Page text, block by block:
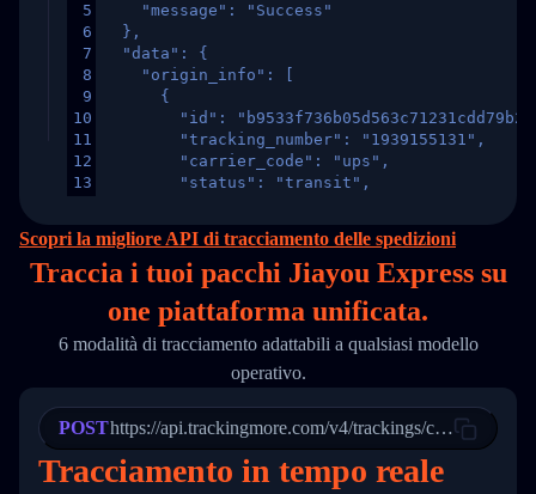
5
6
7
8
9
10
11
12
13
16
17
21
24
26
27
    "message": "Success"
  },
  "data": {
    "origin_info": [
      {
"id":
        "tracking_number": "1939155131",
        "carrier_code": "ups",
        "status": "transit",
        "itemTimeLength": 2,
        "weblink": "",
        "phone": null,
        "trackinfo": [
          {
            "Date": "2017-03-08 04: 22: 00",
"StatusDescription": "Departed
          },
          {
            "Date": "2017-03-06 15:28:00",
"StatusDescription": "Shipment
Scopri la migliore API di tracciamento delle spedizioni
Traccia i tuoi pacchi Jiayou Express su
one piattaforma unificata.
6 modalità di tracciamento adattabili a qualsiasi modello
operativo.
POSThttps://api.trackingmore.com/v4/trackings/create
Tracciamento in tempo reale